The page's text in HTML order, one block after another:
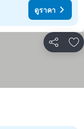
ดูราคา
แชร์ เ